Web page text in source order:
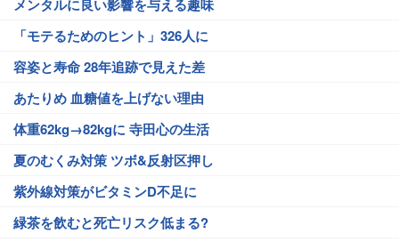
メンタルに良い影響を与える趣味
「モテるためのヒント」326人に
容姿と寿命 28年追跡で見えた差
あたりめ 血糖値を上げない理由
体重62kg→82kgに 寺田心の生活
夏のむくみ対策 ツボ&反射区押し
紫外線対策がビタミンD不足に
緑茶を飲むと死亡リスク低まる?